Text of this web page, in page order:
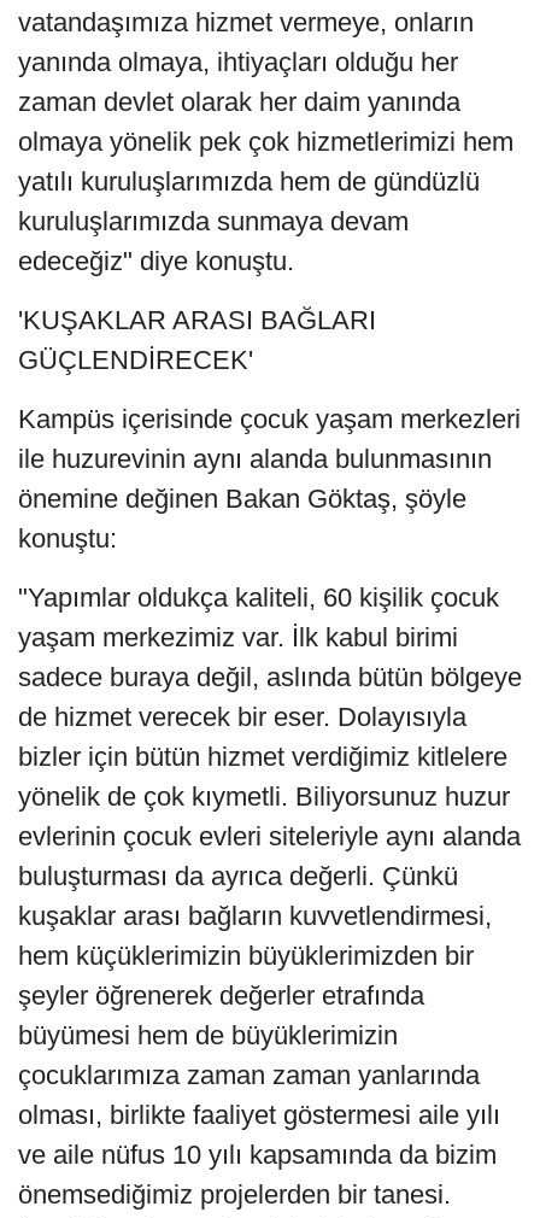
vatandaşımıza hizmet vermeye, onların
yanında olmaya, ihtiyaçları olduğu her
zaman devlet olarak her daim yanında
olmaya yönelik pek çok hizmetlerimizi hem
yatılı kuruluşlarımızda hem de gündüzlü
kuruluşlarımızda sunmaya devam
edeceğiz" diye konuştu.
'KUŞAKLAR ARASI BAĞLARI
GÜÇLENDİRECEK'
Kampüs içerisinde çocuk yaşam merkezleri
ile huzurevinin aynı alanda bulunmasının
önemine değinen Bakan Göktaş, şöyle
konuştu:
"Yapımlar oldukça kaliteli, 60 kişilik çocuk
yaşam merkezimiz var. İlk kabul birimi
sadece buraya değil, aslında bütün bölgeye
de hizmet verecek bir eser. Dolayısıyla
bizler için bütün hizmet verdiğimiz kitlelere
yönelik de çok kıymetli. Biliyorsunuz huzur
evlerinin çocuk evleri siteleriyle aynı alanda
buluşturması da ayrıca değerli. Çünkü
kuşaklar arası bağların kuvvetlendirmesi,
hem küçüklerimizin büyüklerimizden bir
şeyler öğrenerek değerler etrafında
büyümesi hem de büyüklerimizin
çocuklarımıza zaman zaman yanlarında
olması, birlikte faaliyet göstermesi aile yılı
ve aile nüfus 10 yılı kapsamında da bizim
önemsediğimiz projelerden bir tanesi.